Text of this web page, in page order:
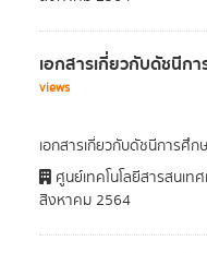
เอกสารเกี่ยวกับดัชนีก
views
เอกสารเกี่ยวกับดัชนีการศึก
ศูนย์เทคโนโลยีสารสนเท
สิงหาคม 2564